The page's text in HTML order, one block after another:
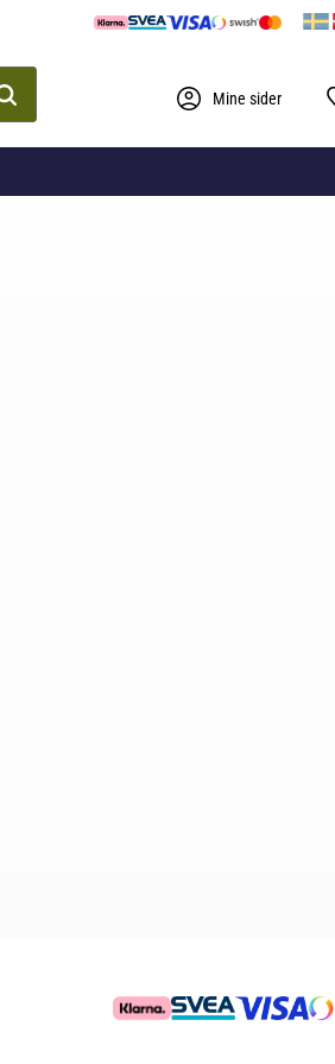
Mine sider